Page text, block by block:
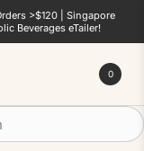
>$120 | Singapore
Beverages eTailer!
0